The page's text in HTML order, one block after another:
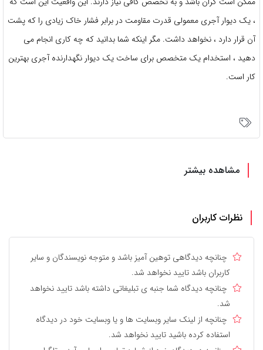
، یک دیوار آجری معمولی قدرت مقاومت در برابر فشار خاک زیادی را که پشت
آن قرار دارد ، نخواهد داشت. مگر اینکه شما بدانید که چه کاری انجام می
دهید ، استخدام یک متخصص برای ساخت یک دیوار نگهدارنده آجری بهترین
کار است.
مشاهده بیشتر
نظرات کاربران
چنانچه دیدگاهی توهین آمیز باشد و متوجه نویسندگان و سایر
کاربران باشد تایید نخواهد شد.
چنانچه دیدگاه شما جنبه ی تبلیغاتی داشته باشد تایید نخواهد
شد.
چنانچه از لینک سایر وبسایت ها و یا وبسایت خود در دیدگاه
استفاده کرده باشید تایید نخواهد شد.